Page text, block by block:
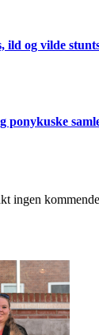
ild og vilde
ponykuske
ingen